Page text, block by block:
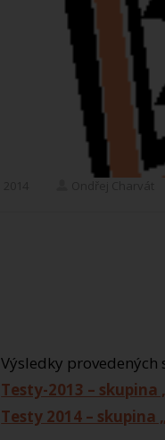
Výsledky provedených
Testy-2013 –
Testy 2014 – skupina